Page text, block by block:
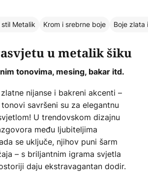
Metalik Krom i srebrne boje Boje zlata
u metalik šiku
tonovima, mesing, bakar itd.
nijanse i bakreni akcenti –
savršeni su za elegantnu
U trendovskom dizajnu
među ljubiteljima
se uključe, njihov puni šarm
– s briljantnim igrama svjetla
daju ekstravagantan dodir.